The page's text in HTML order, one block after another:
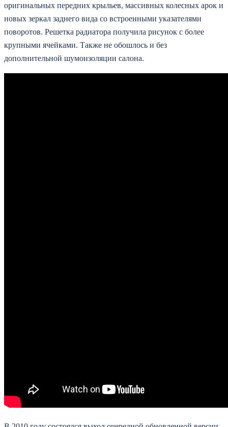
оригинальных передних крыльев, массивных колесных арок и
новых зеркал заднего вида со встроенными указателями
поворотов. Решетка радиатора получила рисунок с более
крупными ячейками. Также не обошлось и без
дополнительной шумоизоляции салона.